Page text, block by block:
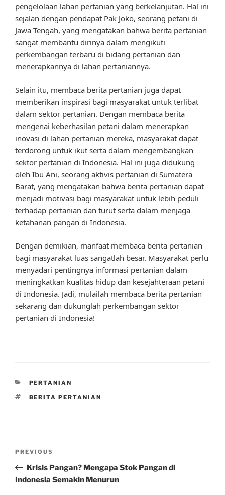
pengelolaan lahan pertanian yang berkelanjutan. Hal ini
sejalan dengan pendapat Pak Joko, seorang petani di
Jawa Tengah, yang mengatakan bahwa berita pertanian
sangat membantu dirinya dalam mengikuti
perkembangan terbaru di bidang pertanian dan
menerapkannya di lahan pertaniannya.
Selain itu, membaca berita pertanian juga dapat
memberikan inspirasi bagi masyarakat untuk terlibat
dalam sektor pertanian. Dengan membaca berita
mengenai keberhasilan petani dalam menerapkan
inovasi di lahan pertanian mereka, masyarakat dapat
terdorong untuk ikut serta dalam mengembangkan
sektor pertanian di Indonesia. Hal ini juga didukung
oleh Ibu Ani, seorang aktivis pertanian di Sumatera
Barat, yang mengatakan bahwa berita pertanian dapat
menjadi motivasi bagi masyarakat untuk lebih peduli
terhadap pertanian dan turut serta dalam menjaga
ketahanan pangan di Indonesia.
Dengan demikian, manfaat membaca berita pertanian
bagi masyarakat luas sangatlah besar. Masyarakat perlu
menyadari pentingnya informasi pertanian dalam
meningkatkan kualitas hidup dan kesejahteraan petani
di Indonesia. Jadi, mulailah membaca berita pertanian
sekarang dan dukunglah perkembangan sektor
pertanian di Indonesia!
CATEGORIES
PERTANIAN
TAGS
BERITA PERTANIAN
Previous
Post
PREVIOUS
Krisis Pangan? Mengapa Stok Pangan di
Indonesia Semakin Menurun